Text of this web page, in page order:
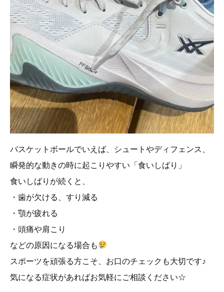
バスケットボールでいえば、シュートやディフェンス、
瞬発的な動きの時に起こりやすい「食いしばり」
食いしばりが続くと、
・歯が欠ける、すり減る
・顎が疲れる
・頭痛や肩こり
などの原因になる場合も
スポーツを頑張る方こそ、お口のチェックも大切です♪
気になる症状があればお気軽にご相談ください☆